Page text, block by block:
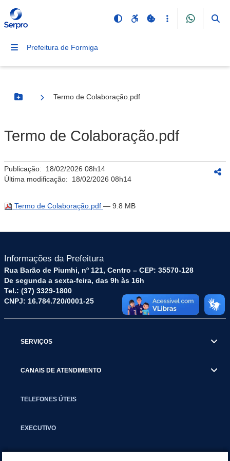
Prefeitura de Formiga
Botão Menu
Termo de Colaboração.pdf
Termo de Colaboração.pdf
Publicação: 18/02/2026 08h14
Última modificação: 18/02/2026 08h14
Termo de Colaboração.pdf — 9.8 MB
Informações da Prefeitura
Rua Barão de Piumhi, nº 121, Centro – CEP: 35570-128
De segunda a sexta-feira, das 9h às 16h
Tel.: (37) 3329-1800
CNPJ: 16.784.720/0001-25
SERVIÇOS
CANAIS DE ATENDIMENTO
TELEFONES ÚTEIS
EXECUTIVO